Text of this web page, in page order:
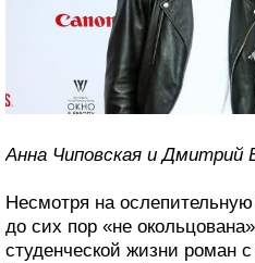
Анна Чиповская и Дмитрий
Несмотря на
до сих пор «не
студенческой жизни роман